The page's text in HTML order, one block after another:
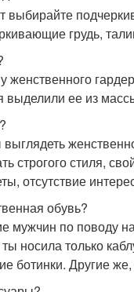
выбирайте
грудь,
женственного
выделили ее из
строгого стиля,
отсутствие
обувь?
мужчин по поводу
носила только
ботинки. Другие